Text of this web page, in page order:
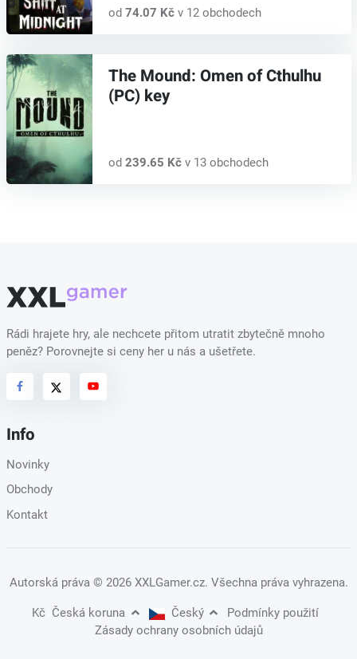
od 74.07 Kčv 12 obchodech
The Mound: Omen of Cthulhu
(PC) key
od 239.65 Kčv 13 obchodech
Rádi hrajete hry, ale nechcete přitom utratit zbytečně mnoho
peněz? Porovnejte si ceny her u nás a ušetřete.
Info
Novinky
Obchody
Kontakt
Autorská práva © 2026 XXLGamer.cz. Všechna práva vyhrazena.
Kč Česká koruna Český
Podmínky použití
Zásady ochrany osobních údajů